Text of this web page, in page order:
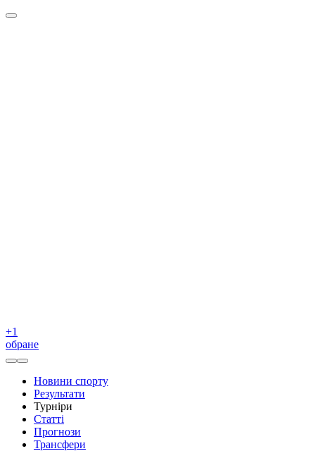
+1
обране
Новини спорту
Результати
Турніри
Статті
Прогнози
Трансфери